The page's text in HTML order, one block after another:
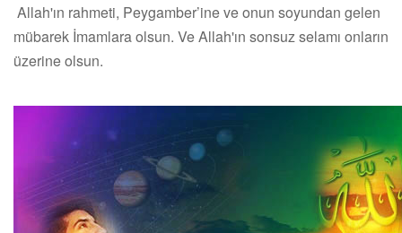
Allah'ın rahmeti, Peygamber’ine ve onun soyundan gelen
mübarek İmamlara olsun. Ve Allah'ın sonsuz selamı onların
üzerine olsun.